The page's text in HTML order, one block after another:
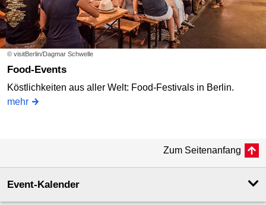
© visitBerlin/Dagmar Schwelle
Food-Events
Köstlichkeiten aus aller Welt: Food-Festivals in Berlin.
mehr
Zum Seitenanfang
Event-Kalender